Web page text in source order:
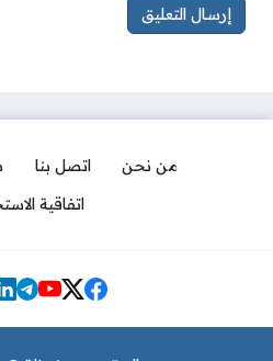
من نحن اتصل بنا
اتفاقية